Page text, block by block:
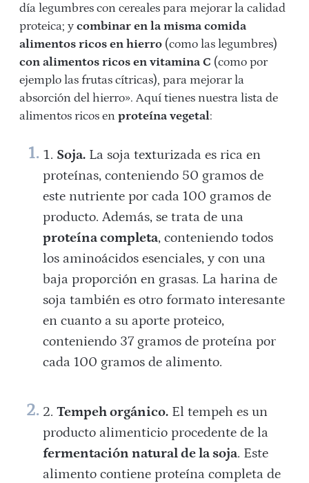
día legumbres con cereales para mejorar la calidad
proteica; y combinar en la misma comida
alimentos ricos en hierro (como las legumbres)
con alimentos ricos en vitamina C (como por
ejemplo las frutas cítricas), para mejorar la
absorción del hierro». Aquí tienes nuestra lista de
alimentos ricos en proteína vegetal:
Soja.La soja texturizada es rica en
proteínas, conteniendo 50 gramos de
este nutriente por cada 100 gramos de
producto. Además, se trata de una
proteína completa, conteniendo todos
los aminoácidos esenciales, y con una
baja proporción en grasas. La harina de
soja también es otro formato interesante
en cuanto a su aporte proteico,
conteniendo 37 gramos de proteína por
cada 100 gramos de alimento.
Tempeh orgánico.El tempeh es un
producto alimenticio procedente de la
fermentación natural de la soja.​ Este
alimento contiene proteína completa de